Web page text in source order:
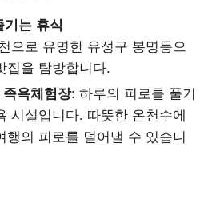
는 휴식
으로 유명한 유성구 봉명동으
집을 탐방합니다.
욕체험장: 하루의 피로를 풀기
시설입니다. 따뜻한 온천수에
행의 피로를 덜어낼 수 있습니